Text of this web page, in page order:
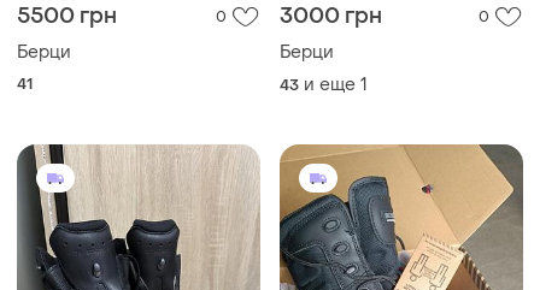
5500 грн 0
Берци
41
3000 грн 0
Берци
43 и еще 1